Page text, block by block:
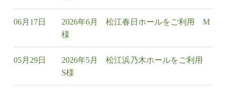
06月17日
2026年6月 松江春日ホールをご利用 M
様
05月29日
2026年5月 松江浜乃木ホールをご利用
S様